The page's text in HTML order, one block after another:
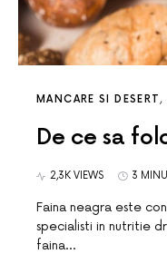
MANCARE SI DESERT
De ce sa
2,3K VIEWS 3
Faina neagra este
specialisti in nutritie
faina…